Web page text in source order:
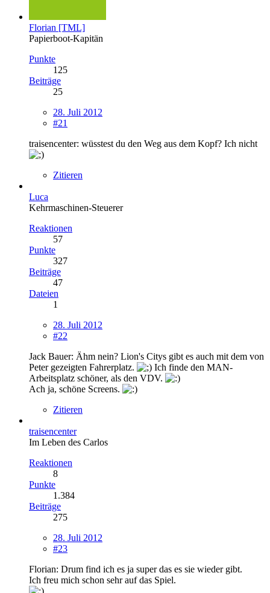
Florian [TML]
Papierboot-Kapitän
Punkte
125
Beiträge
25
28. Juli 2012
#21
traisencenter: wüsstest du den Weg aus dem Kopf? Ich nicht
Zitieren
Luca
Kehrmaschinen-Steuerer
Reaktionen
57
Punkte
327
Beiträge
47
Dateien
1
28. Juli 2012
#22
Jack Bauer: Ähm nein? Lion's Citys gibt es auch mit dem von
Peter gezeigten Fahrerplatz.
Ich finde den MAN-
Arbeitsplatz schöner, als den VDV.
Ach ja, schöne Screens.
Zitieren
traisencenter
Im Leben des Carlos
Reaktionen
8
Punkte
1.384
Beiträge
275
28. Juli 2012
#23
Florian: Drum find ich es ja super das es sie wieder gibt.
Ich freu mich schon sehr auf das Spiel.